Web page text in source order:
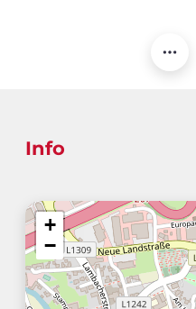
Info
+
−